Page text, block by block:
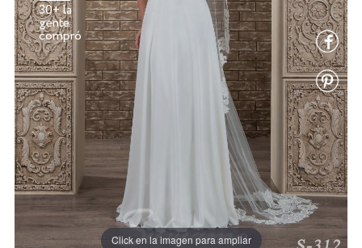
Click en la imagen para ampliar
30+ la
gente